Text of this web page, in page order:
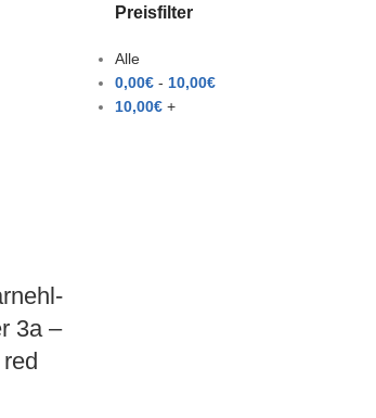
Preisfilter
Alle
0,00€- 10,00€
10,00€+
3a –